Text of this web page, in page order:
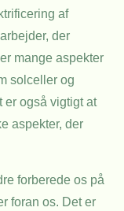
af
der
mange aspekter
solceller og
er også vigtigt at
aspekter, der
forberede os på
foran os. Det er